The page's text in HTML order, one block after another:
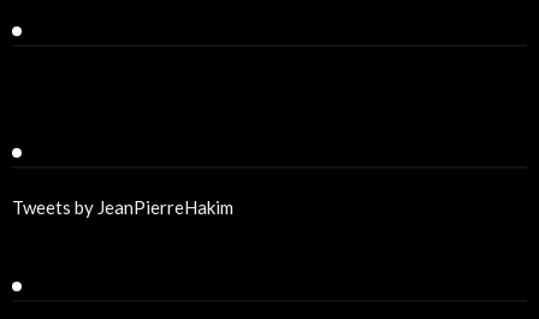
Tweets by JeanPierreHakim